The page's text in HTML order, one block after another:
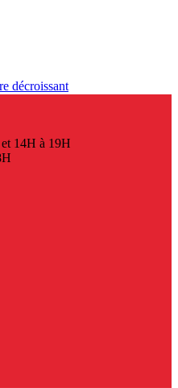
décroissant
14H à 19H